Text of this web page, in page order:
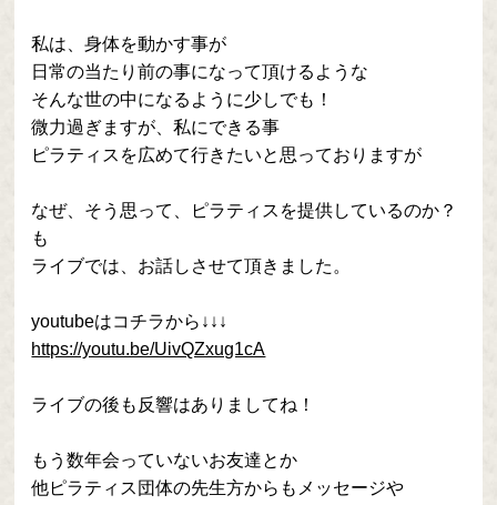
私は、身体を動かす事が
日常の当たり前の事になって頂けるような
そんな世の中になるように少しでも！
微力過ぎますが、私にできる事
ピラティスを広めて行きたいと思っておりますが
なぜ、そう思って、ピラティスを提供しているのか？
も
ライブでは、お話しさせて頂きました。
youtubeはコチラから↓↓↓
https://youtu.be/UivQZxug1cA
ライブの後も反響はありましてね！
もう数年会っていないお友達とか
他ピラティス団体の先生方からもメッセージや